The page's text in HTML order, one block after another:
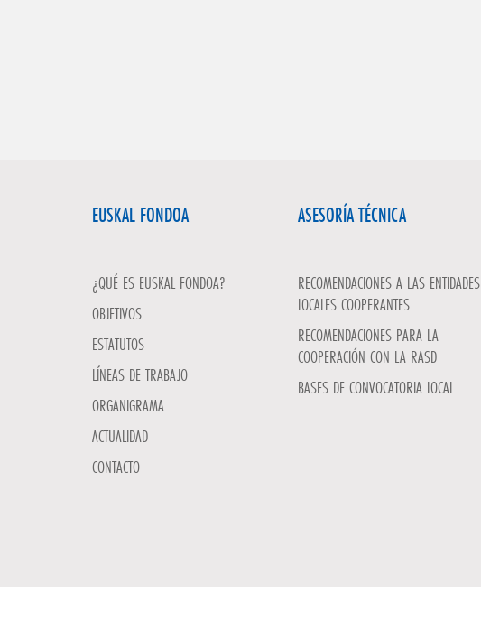
EUSKAL FONDOA
¿QUÉ ES EUSKAL FONDOA?
OBJETIVOS
ESTATUTOS
LÍNEAS DE TRABAJO
ORGANIGRAMA
ACTUALIDAD
CONTACTO
ASESORÍA TÉCNICA
RECOMENDACIONES A LAS ENTIDADES
LOCALES COOPERANTES
RECOMENDACIONES PARA LA
COOPERACIÓN CON LA RASD
BASES DE CONVOCATORIA LOCAL